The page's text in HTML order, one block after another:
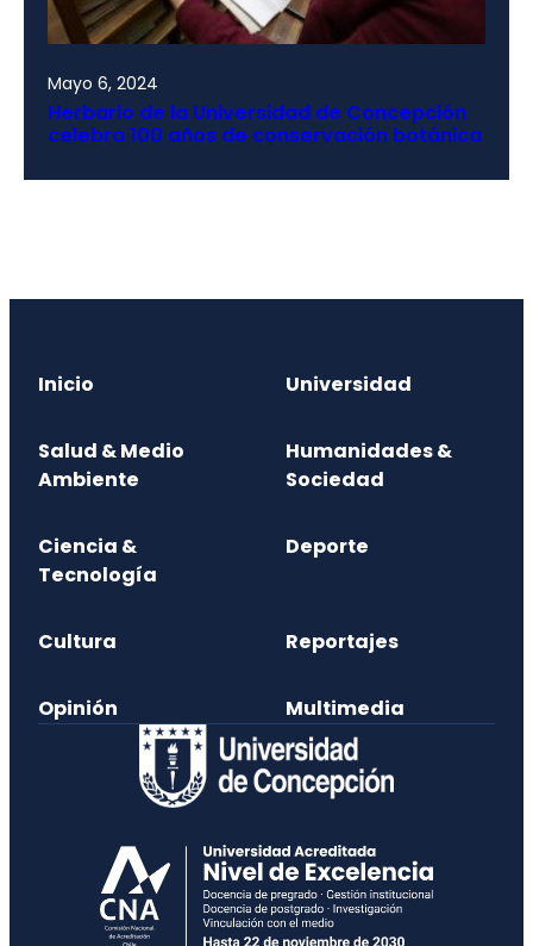
Mayo 6, 2024
Herbario de la Universidad de Concepción
celebra 100 años de conservación botánica
Inicio Universidad
Salud & Medio
Ambiente
Humanidades &
Sociedad
Ciencia &
Tecnología
Deporte
Cultura Reportajes
Opinión Multimedia